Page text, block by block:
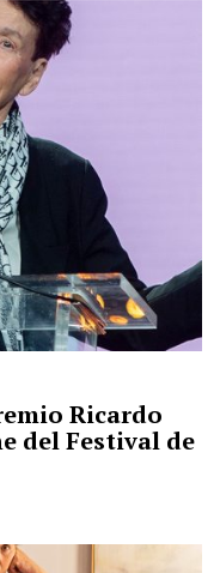
Ricardo
del Festival de